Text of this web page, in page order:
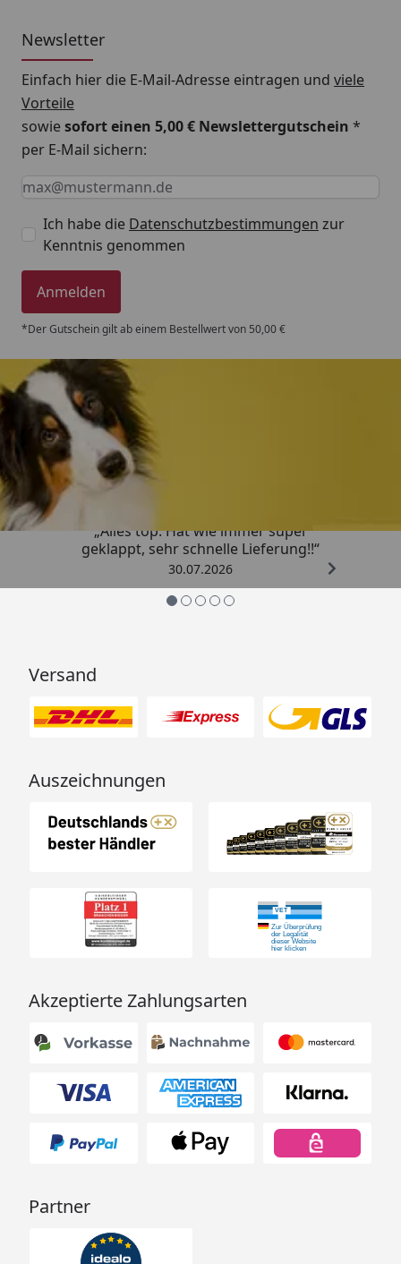
Newsletter
Einfach hier die E-Mail-Adresse eintragen und viele
Vorteile
sowiesofort einen 5,00 € Newslettergutschein *
per E-Mail sichern:
Keine Eingabe erforderlich
Eingabe erforderlich
E-Mail *
Ich habe die Datenschutzbestimmungen zur
Kenntnis genommen
Anmelden
*Der Gutschein gilt ab einem Bestellwert von 50,00 €
Trusted Shops
„Alles top. Hat wie immer super
geklappt, sehr schnelle Lieferung!!“
30.07.2026
Versand
Auszeichnungen
Akzeptierte Zahlungsarten
Partner